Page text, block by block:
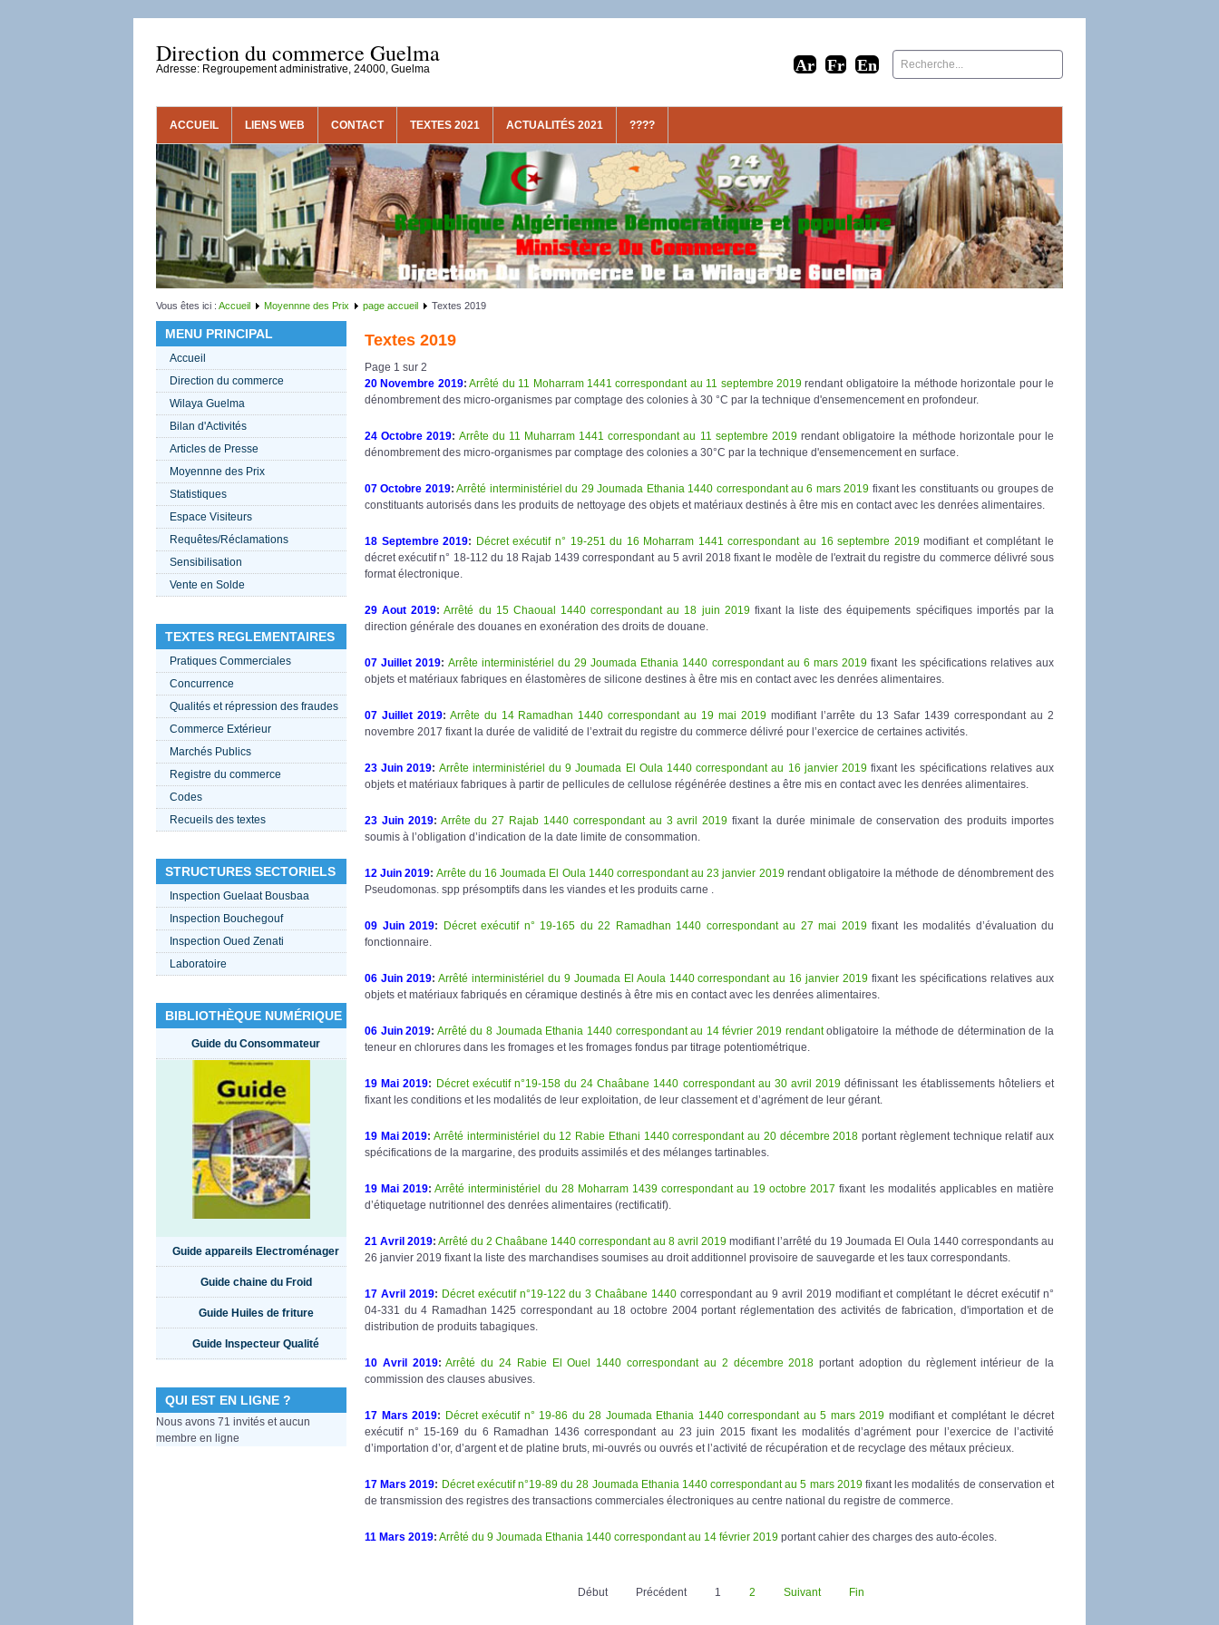
Direction du commerce Guelma
Adresse: Regroupement administrative, 24000, Guelma
ACCUEIL LIENS WEB CONTACT TEXTES 2021 ACTUALITÉS 2021 ????
Vous êtes ici : Accueil Moyennne des Prix page accueil Textes 2019
MENU PRINCIPAL
Accueil
Direction du commerce
Wilaya Guelma
Bilan d'Activités
Articles de Presse
Moyennne des Prix
Statistiques
Espace Visiteurs
Requêtes/Réclamations
Sensibilisation
Vente en Solde
TEXTES REGLEMENTAIRES
Pratiques Commerciales
Concurrence
Qualités et répression des fraudes
Commerce Extérieur
Marchés Publics
Registre du commerce
Codes
Recueils des textes
STRUCTURES SECTORIELS
Inspection Guelaat Bousbaa
Inspection Bouchegouf
Inspection Oued Zenati
Laboratoire
BIBLIOTHÈQUE NUMÉRIQUE
Guide du Consommateur
Guide appareils Electroménager
Guide chaine du Froid
Guide Huiles de friture
Guide Inspecteur Qualité
QUI EST EN LIGNE ?
Nous avons 71 invités et aucun
membre en ligne
Textes 2019
Page 1 sur 2
20 Novembre 2019: Arrêté du 11 Moharram 1441 correspondant au 11 septembre 2019 rendant obligatoire la méthode horizontale pour le
dénombrement des micro-organismes par comptage des colonies à 30 °C par la technique d'ensemencement en profondeur.
24 Octobre 2019: Arrête du 11 Muharram 1441 correspondant au 11 septembre 2019rendant obligatoire la méthode horizontale pour le
dénombrement des micro-organismes par comptage des colonies a 30°C par la technique d'ensemencement en surface.
07 Octobre 2019: Arrêté interministériel du 29 Joumada Ethania 1440 correspondant au 6 mars 2019 fixant les constituants ou groupes de
constituants autorisés dans les produits de nettoyage des objets et matériaux destinés à être mis en contact avec les denrées alimentaires.
18 Septembre 2019: Décret exécutif n° 19-251 du 16 Moharram 1441 correspondant au 16 septembre 2019modifiant et complétant le
décret exécutif n° 18-112 du 18 Rajab 1439 correspondant au 5 avril 2018 fixant le modèle de l'extrait du registre du commerce délivré sous
format électronique.
29 Aout 2019: Arrêté du 15 Chaoual 1440 correspondant au 18 juin 2019fixant la liste des équipements spécifiques importés par la
direction générale des douanes en exonération des droits de douane.
07 Juillet 2019: Arrête interministériel du 29 Joumada Ethania 1440 correspondant au 6 mars 2019 fixant les spécifications relatives aux
objets et matériaux fabriques en élastomères de silicone destines à être mis en contact avec les denrées alimentaires.
07 Juillet2019: Arrête du 14 Ramadhan 1440 correspondant au 19 mai 2019modifiant l’arrête du 13 Safar 1439 correspondant au 2
novembre 2017 fixant la durée de validité de l’extrait du registre du commerce délivré pour l’exercice de certaines activités.
23 Juin 2019: Arrête interministériel du 9 Joumada El Oula 1440 correspondant au 16 janvier 2019 fixant les spécifications relatives aux
objets et matériaux fabriques à partir de pellicules de cellulose régénérée destines a être mis en contact avec les denrées alimentaires.
23 Juin 2019: Arrête du 27 Rajab 1440 correspondant au 3 avril 2019 fixant la durée minimale de conservation des produits importes
soumis à l’obligation d’indication de la date limite de consommation.
12 Juin 2019: Arrête du 16 Joumada El Oula 1440 correspondant au 23 janvier 2019rendant obligatoire la méthode de dénombrement des
Pseudomonas. spp présomptifs dans les viandes et les produits carne .
09 Juin 2019: Décret exécutif n° 19-165 du 22 Ramadhan 1440 correspondant au 27 mai 2019fixant les modalités d’évaluation du
fonctionnaire.
06 Juin 2019: Arrêté interministériel du 9 Joumada El Aoula 1440 correspondant au 16 janvier 2019 fixant les spécifications relatives aux
objets et matériaux fabriqués en céramique destinés à être mis en contact avec les denrées alimentaires.
06 Juin 2019: Arrêté du 8 Joumada Ethania 1440 correspondant au 14 février 2019 rendantobligatoire la méthode de détermination de la
teneur en chlorures dans les fromages et les fromages fondus par titrage potentiométrique.
19 Mai 2019: Décret exécutif n°19-158 du 24 Chaâbane 1440 correspondant au 30 avril 2019 définissant les établissements hôteliers et
fixant les conditions et les modalités de leur exploitation, de leur classement et d’agrément de leur gérant.
19 Mai 2019: Arrêté interministériel du 12 Rabie Ethani 1440 correspondant au 20 décembre 2018 portant règlement technique relatif aux
spécifications de la margarine, des produits assimilés et des mélanges tartinables.
19 Mai 2019: Arrêté interministériel du 28 Moharram 1439 correspondant au 19 octobre 2017 fixant les modalités applicables en matière
d’étiquetage nutritionnel des denrées alimentaires (rectificatif).
21 Avril 2019: Arrêté du 2 Chaâbane 1440 correspondant au 8 avril 2019 modifiant l’arrêté du 19 Joumada El Oula 1440 correspondants au
26 janvier 2019 fixant la liste des marchandises soumises au droit additionnel provisoire de sauvegarde et les taux correspondants.
17 Avril 2019: Décret exécutif n°19-122 du 3 Chaâbane 1440 correspondant au 9 avril 2019 modifiant et complétant le décret exécutif n°
04-331 du 4 Ramadhan 1425 correspondant au 18 octobre 2004 portant réglementation des activités de fabrication, d'importation et de
distribution de produits tabagiques.
10 Avril 2019: Arrêté du 24 Rabie El Ouel 1440 correspondant au 2 décembre 2018 portant adoption du règlement intérieur de la
commission des clauses abusives.
17 Mars 2019: Décret exécutif n° 19-86 du 28 Joumada Ethania 1440 correspondant au 5 mars 2019 modifiant et complétant le décret
exécutif n° 15-169 du 6 Ramadhan 1436 correspondant au 23 juin 2015 fixant les modalités d’agrément pour l’exercice de l’activité
d’importation d’or, d’argent et de platine bruts, mi-ouvrés ou ouvrés et l’activité de récupération et de recyclage des métaux précieux.
17 Mars 2019: Décret exécutif n°19-89 du 28 Joumada Ethania 1440 correspondant au 5 mars 2019fixant les modalités de conservation et
de transmission des registres des transactions commerciales électroniques au centre national du registre de commerce.
11 Mars 2019: Arrêté du 9 Joumada Ethania 1440 correspondant au 14 février 2019 portant cahier des charges des auto-écoles.
Début Précédent 1 2 Suivant Fin